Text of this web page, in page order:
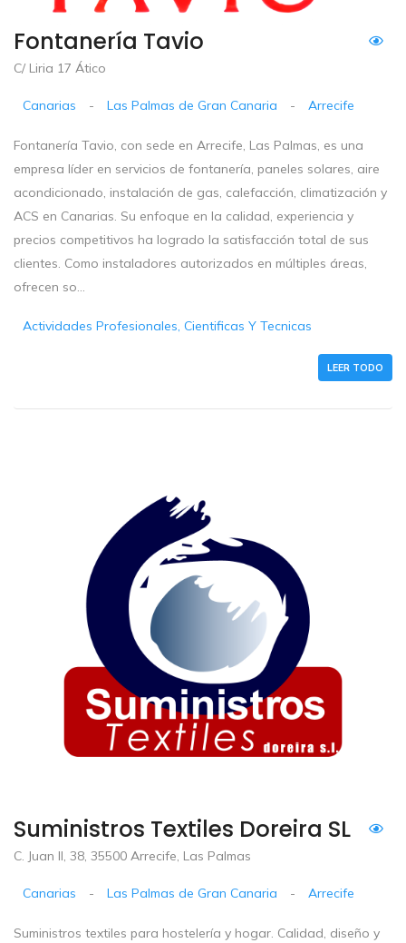
Fontanería Tavio
C/ Liria 17 Ático
Canarias - Las Palmas de Gran Canaria - Arrecife
Fontanería Tavio, con sede en Arrecife, Las Palmas, es una
empresa líder en servicios de fontanería, paneles solares, aire
acondicionado, instalación de gas, calefacción, climatización y
ACS en Canarias. Su enfoque en la calidad, experiencia y
precios competitivos ha logrado la satisfacción total de sus
clientes. Como instaladores autorizados en múltiples áreas,
ofrecen so...
Actividades Profesionales, Cientificas Y Tecnicas
LEER TODO
Suministros Textiles Doreira SL
C. Juan II, 38, 35500 Arrecife, Las Palmas
Canarias - Las Palmas de Gran Canaria - Arrecife
Suministros textiles para hostelería y hogar. Calidad, diseño y